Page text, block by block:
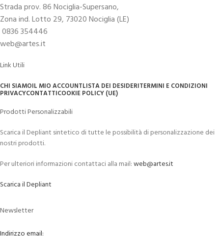
Strada prov. 86 Nociglia-Supersano,
Zona ind. Lotto 29, 73020 Nociglia (LE)
0836 354446
web@artes.it
Link Utili
CHI SIAMOIL MIO ACCOUNTLISTA DEI DESIDERITERMINI E CONDIZIONI
PRIVACYCONTATTICOOKIE POLICY (UE)
Prodotti Personalizzabili
Scarica il Depliant sintetico di tutte le possibilità di personalizzazione dei
nostri prodotti.
Per ulteriori informazioni contattaci alla mail:web@artes.it
Scarica il Depliant
Newsletter
Indirizzo email: